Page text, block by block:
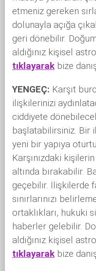
etmeniz gereken
dolunayla açığa
geri dönebilir.
aldığınız kişisel
tıklayarak bize
YENGEÇ: Karşıt
ilişkilerinizi
ciddiyete
başlatabilirsiniz. Bir
yeni bir yapıya
Karşınızdaki
altında bırakabilir.
geçebilir. İlişkilerde
sınırlarınızı
ortaklıkları, hukuki
haberler gelebilir.
aldığınız kişisel
tıklayarak bize